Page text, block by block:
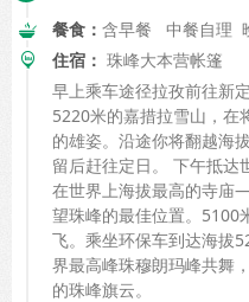
餐食： 含早餐 中餐自理
住宿： 珠峰大本营帐篷
早上乘车途径拉孜前往新
5220米的嘉措拉雪山，在
的雄姿。沿途你将翻越海
留后赶往定日。 下午抵达
在世界上海拔最高的寺庙
望珠峰的最佳位置。5100
飞。乘坐环保车到达海拔
界最高峰珠穆朗玛峰共舞
的珠峰旗云。